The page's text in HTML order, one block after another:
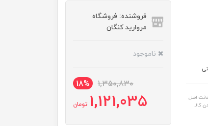
اصل
کالا
فروشنده: فروشگاه
مروارید کنگان
ناموجود
1,350,830
18%
1,121,035 تومان